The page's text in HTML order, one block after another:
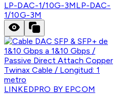
LP-DAC-1/10G-3MLP-DAC-
1/10G-3M
LINKEDPRO BY EPCOM